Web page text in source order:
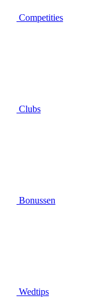
Competities
Clubs
Bonussen
Wedtips